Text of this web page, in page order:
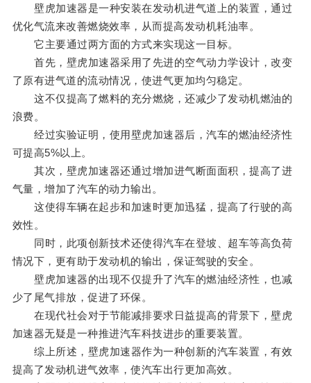
壁虎加速器是一种安装在发动机进气道上的装置，通过
优化气流来改善燃烧效率，从而提高发动机耗油率。
它主要通过两方面的方式来实现这一目标。
首先，壁虎加速器采用了先进的空气动力学设计，改变
了原有进气道的流动情况，使进气更加均匀稳定。
这不仅提高了燃料的充分燃烧，还减少了发动机燃油的
浪费。
经过实验证明，使用壁虎加速器后，汽车的燃油经济性
可提高5%以上。
其次，壁虎加速器还通过增加进气断面面积，提高了进
气量，增加了汽车的动力输出。
这使得车辆在起步和加速时更加迅猛，提高了行驶的高
效性。
同时，此项创新技术还使得汽车在登坡、超车等高负荷
情况下，更有助于发动机的输出，保证驾驶的安全。
壁虎加速器的出现不仅提升了汽车的燃油经济性，也减
少了尾气排放，促进了环保。
在现代社会对于节能减排要求日益提高的背景下，壁虎
加速器无疑是一种推进汽车科技进步的重要装置。
综上所述，壁虎加速器作为一种创新的汽车装置，有效
提高了发动机进气效率，使汽车出行更加高效。